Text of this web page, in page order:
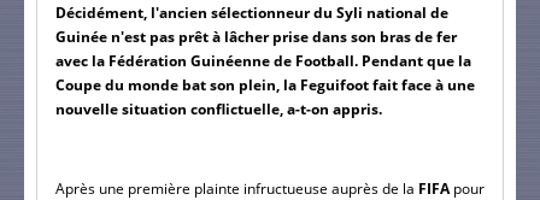
Décidément, l'ancien sélectionneur du Syli national de
Guinée n'est pas prêt à lâcher prise dans son bras de fer
avec la Fédération Guinéenne de Football. Pendant que la
Coupe du monde bat son plein, la Feguifoot fait face à une
nouvelle situation conflictuelle, a-t-on appris.
Après une première plainte infructueuse auprès de la FIFA pour